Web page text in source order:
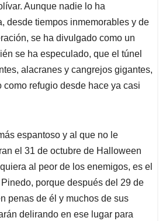
Aunque nadie lo ha
desde tiempos inmemorables y de
se ha divulgado como un
se ha especulado, que el túnel
alacranes y cangrejos gigantes,
refugio desde hace ya casi
espantoso y al que no le
el 31 de octubre de Halloween
al peor de los enemigos, es el
porque después del 29 de
penas de él y muchos de sus
delirando en ese lugar para